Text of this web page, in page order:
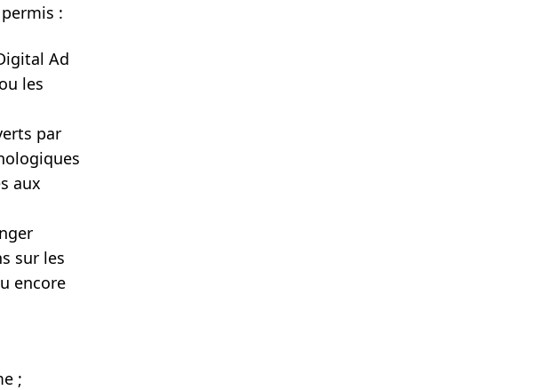
:
Ad
les
par
aux
sur les
encore
;